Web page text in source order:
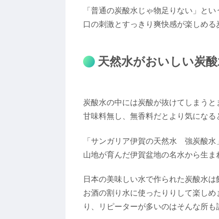
「普通の炭酸水じゃ物足りない」と
口の刺激とすっきり爽快感が楽しめる
天然水がおいしい炭
炭酸水の中には炭酸が抜けてしまう
甘味料無し、無香料だとより気になる
「サンガリア伊賀の天然水 強炭酸
山地が育んだ伊賀盆地の名水から生ま
日本の美味しい水で作られた炭酸水
お酒の割り水に使ったりりして楽し
り、リピーターが多いのはそんな所